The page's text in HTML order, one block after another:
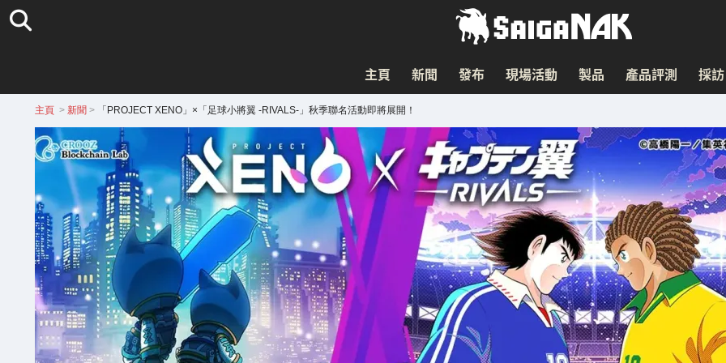
主頁 新聞 發布 現場活動 製品 產品評測 採訪
主頁 > 新聞 > 「PROJECT XENO」×「足球小將翼 -RIVALS-」秋季聯名活動即將展開！